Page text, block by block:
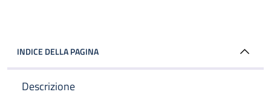
INDICE DELLA PAGINA
Descrizione